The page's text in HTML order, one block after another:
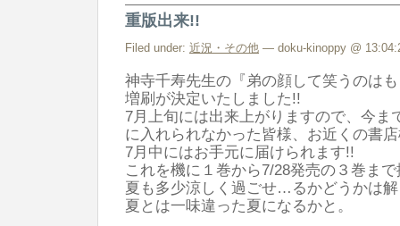
重版出来!!
Filed under: 近況・その他 — doku-kinoppy @
神寺千寿先生の『弟の顔して笑うのは
増刷が決定いたしました!!
7月上旬には出来上がりますので、今ま
に入れられなかった皆様、お近くの書
7月中にはお手元に届けられます!!
これを機に１巻から7/28発売の３巻ま
夏も多少涼しく過ごせ…るかどうかは
夏とは一味違った夏になるかと。